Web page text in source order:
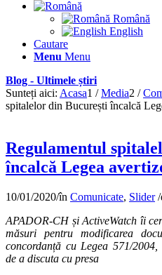
Română
English
Cautare
Menu Menu
Blog - Ultimele știri
Sunteți aici: Acasa1 / Media2 /
spitalelor din București încalcă
Regulamentul
încalcă Legea
10/01/2020/în Comunicate, Slider /
APADOR-CH și ActiveWatch îi
măsuri pentru modificarea
concordanță cu Legea 571/2004,
de a discuta cu presa